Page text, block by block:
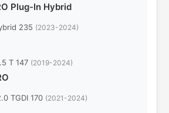
Plug-In Hybrid
235 (2023-2024)
T 147 (2019-2024)
TGDI 170 (2021-2024)